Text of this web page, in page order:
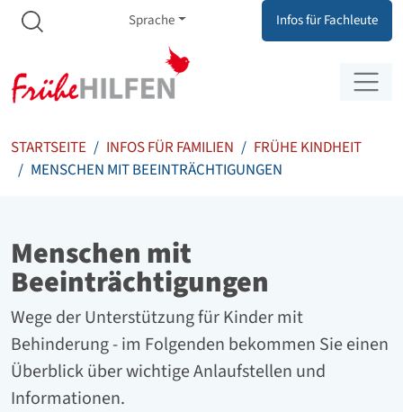
Zum Inhalt springen
Zur Navigation springen
Meta Navigation
Sprache Infos für Fachleute
STARTSEITE INFOS FÜR FAMILIEN
FRÜHE KINDHEIT
MENSCHEN MIT BEEINTRÄCHTIGUNGEN
Menschen mit
Beeinträchtigungen
Wege der Unterstützung für Kinder mit
Behinderung - im Folgenden bekommen Sie einen
Überblick über wichtige Anlaufstellen und
Informationen.